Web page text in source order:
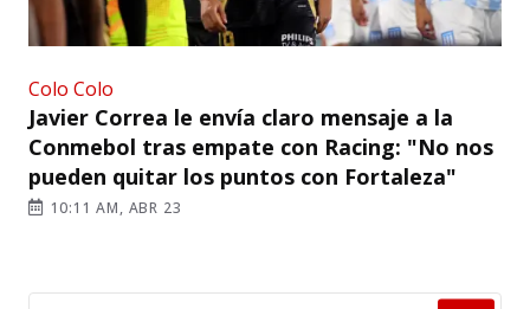
Colo Colo
Javier Correa le envía claro mensaje a la
Conmebol tras empate con Racing: "No nos
pueden quitar los puntos con Fortaleza"
10:11 AM, ABR 23